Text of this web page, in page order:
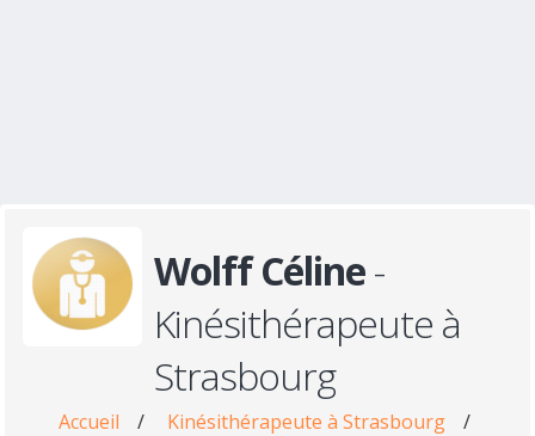
Wolff Céline-
Kinésithérapeute à
Strasbourg
Accueil / Kinésithérapeute à Strasbourg
/